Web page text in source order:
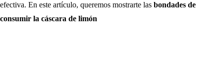
efectiva. En este artículo, queremos mostrarte las bondades de
consumir la cáscara de limón